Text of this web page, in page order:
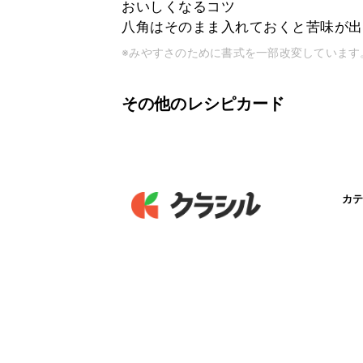
おいしくなるコツ
八角はそのまま入れておくと苦味が
※みやすさのために書式を一部改変しています
その他のレシピカード
カ